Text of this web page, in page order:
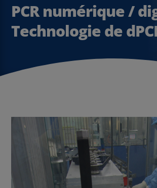
PCR numérique /
Technologie de